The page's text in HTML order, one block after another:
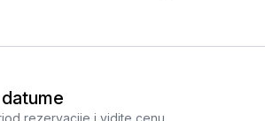
rezervacije i vidite cenu